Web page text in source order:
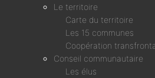
Le territoire
Carte du territoire
Les 15 communes
Coopération
Conseil communautaire
Les élus